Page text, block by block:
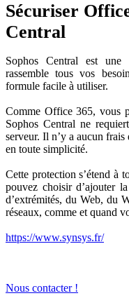
Sécuriser
Central
Sophos Central est
rassemble tous vos
formule facile à utiliser.
Comme Office 365, vous
Sophos Central ne
serveur. Il n’y a aucun
en toute simplicité.
Cette protection s’étend à
pouvez choisir d’ajouter la
d’extrémités, du Web, du
réseaux, comme et quand
https://www.synsys.fr/
Nous contacter !